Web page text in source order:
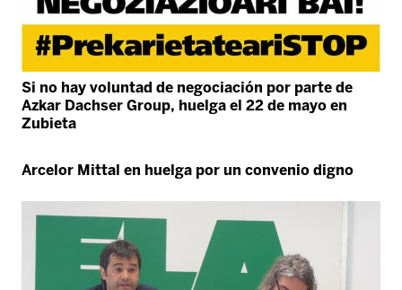
Si no hay voluntad de negociación por parte de
Azkar Dachser Group, huelga el 22 de mayo en
Zubieta
Arcelor Mittal en huelga por un convenio digno